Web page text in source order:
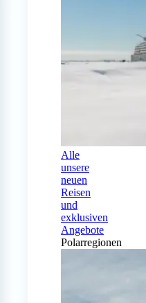
Alle
unsere
neuen
Reisen
und
exklusiven
Angebote
Polarregionen